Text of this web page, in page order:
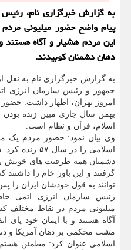
به گزارش خبرگزاری نام،
پیام واضح حضور میلیونی
این مردم هشیار و آگاه
دهان دشمنان کوبیدند.
به گزارش خبرگزاری نام به نقل
بهمن سال جاری مبین زنده
اسلام، قرآن و نظام است.
وی بیان نمود: حضور مردم یک
اسلامی را در
دشمنان همه ظرفیت های خویش را
گرفتند و این باور خام را
توانند به قول خودشان ایران را پس
رئیس سازمان انرژی اتمی
میلیونی مردم در نقاط مختلف
آگاه هستند و با ایمان خود پای
مشت محکمی بر دهان آمریکا و
اسلامی عنوان کرد: مطمئن